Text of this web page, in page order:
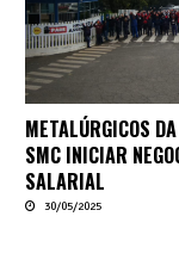
METALÚRGICOS
SMC INICIAR
SALARIAL
30/05/2025